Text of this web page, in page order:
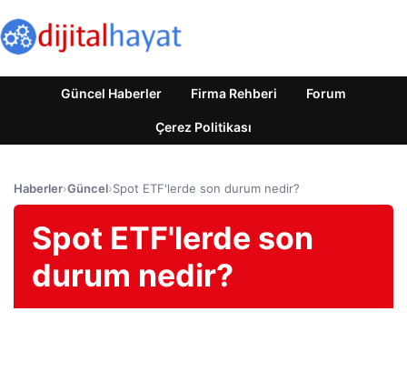
Güncel Haberler Firma Rehberi Forum
Çerez Politikası
Haberler›Güncel›Spot ETF'lerde son durum nedir?
Spot ETF'lerde son
durum nedir?